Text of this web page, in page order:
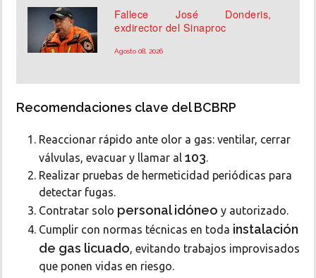
Fallece José Donderis,
exdirector del Sinaproc
Agosto 08, 2026
Recomendaciones clave del BCBRP
Reaccionar rápido ante olor a gas: ventilar, cerrar
válvulas, evacuar y llamar al 103.
Realizar pruebas de hermeticidad periódicas para
detectar fugas.
Contratar solo personal idóneo y autorizado.
Cumplir con normas técnicas en toda instalación
de gas licuado, evitando trabajos improvisados
que ponen vidas en riesgo.